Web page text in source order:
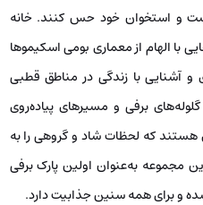
و استخوان خود حس کنند. خانه
با الهام از معماری بومی اسکیموها
و آشنایی با زندگی در مناطق قطبی
برفی و مسیرهای پیاده‌روی
هستند که لحظات شاد و گروهی را به
مجموعه به‌عنوان اولین پارک برفی
و برای همه سنین جذابیت دارد.